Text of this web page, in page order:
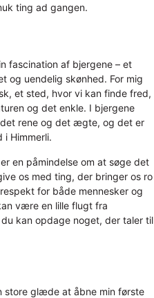
ting ad gangen.
fascination af bjergene – et
og uendelig skønhed. For mig
et sted, hvor vi kan finde fred,
og det enkle. I bjergene
rene og det ægte, og det er
i Himmerli.
en påmindelse om at søge det
os med ting, der bringer os ro
for både mennesker og
være en lille flugt fra
kan opdage noget, der taler til
store glæde at åbne min første